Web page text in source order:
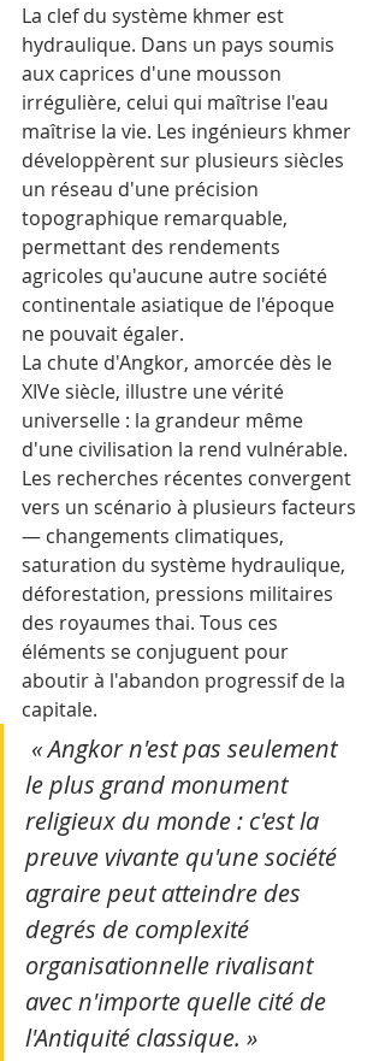
La clef du système khmer est
hydraulique. Dans un pays soumis
aux caprices d'une mousson
irrégulière, celui qui maîtrise l'eau
maîtrise la vie. Les ingénieurs khmer
développèrent sur plusieurs siècles
un réseau d'une précision
topographique remarquable,
permettant des rendements
agricoles qu'aucune autre société
continentale asiatique de l'époque
ne pouvait égaler.
La chute d'Angkor, amorcée dès le
XIVe siècle, illustre une vérité
universelle : la grandeur même
d'une civilisation la rend vulnérable.
Les recherches récentes convergent
vers un scénario à plusieurs facteurs
— changements climatiques,
saturation du système hydraulique,
déforestation, pressions militaires
des royaumes thai. Tous ces
éléments se conjuguent pour
aboutir à l'abandon progressif de la
capitale.
« Angkor n'est pas seulement
le plus grand monument
religieux du monde : c'est la
preuve vivante qu'une société
agraire peut atteindre des
degrés de complexité
organisationnelle rivalisant
avec n'importe quelle cité de
l'Antiquité classique. »